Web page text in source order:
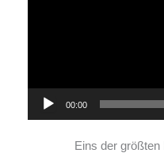
00:00
Eins der